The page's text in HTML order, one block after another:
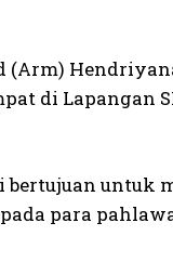
di Lapangan
bertujuan untuk
para